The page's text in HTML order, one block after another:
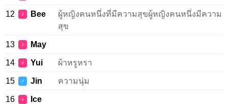
12 ♀ Bee
ผู้หญิงคนหนึ่งที่มีความสุขผู้หญิงคนหนึ่งมีความ
สุข
13 ♀ May
14 ♀ Yui ผ้าหรูหรา
15 ♂ Jin ความนุ่ม
16 ♀ Ice